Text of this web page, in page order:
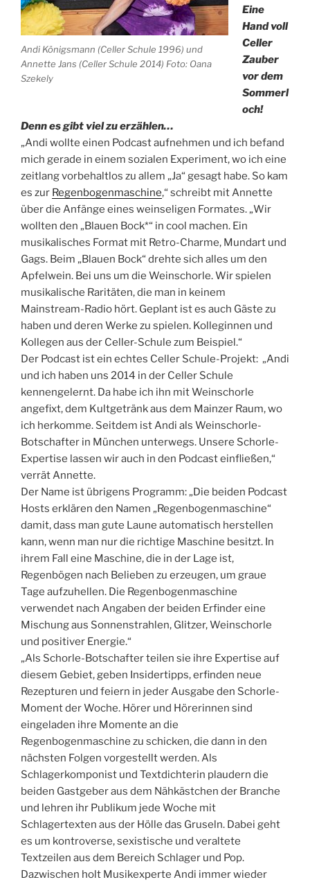
Andi Königsmann (Celler Schule 1996) und
Annette Jans (Celler Schule 2014) Foto: Oana
Szekely
Eine
Hand voll
Celler
Zauber
vor dem
Sommerl
och!
Denn es gibt viel zu erzählen…
„Andi wollte einen Podcast aufnehmen und ich befand
mich gerade in einem sozialen Experiment, wo ich eine
zeitlang vorbehaltlos zu allem „Ja“ gesagt habe. So kam
es zur Regenbogenmaschine,“ schreibt mit Annette
über die Anfänge eines weinseligen Formates. „Wir
wollten den „Blauen Bock*“ in cool machen. Ein
musikalisches Format mit Retro-Charme, Mundart und
Gags. Beim „Blauen Bock“ drehte sich alles um den
Apfelwein. Bei uns um die Weinschorle. Wir spielen
musikalische Raritäten, die man in keinem
Mainstream-Radio hört. Geplant ist es auch Gäste zu
haben und deren Werke zu spielen. Kolleginnen und
Kollegen aus der Celler-Schule zum Beispiel.“
Der Podcast ist ein echtes Celler Schule-Projekt: „Andi
und ich haben uns 2014 in der Celler Schule
kennengelernt. Da habe ich ihn mit Weinschorle
angefixt, dem Kultgetränk aus dem Mainzer Raum, wo
ich herkomme. Seitdem ist Andi als Weinschorle-
Botschafter in München unterwegs. Unsere Schorle-
Expertise lassen wir auch in den Podcast einfließen,“
verrät Annette.
Der Name ist übrigens Programm: „Die beiden Podcast
Hosts erklären den Namen „Regenbogenmaschine“
damit, dass man gute Laune automatisch herstellen
kann, wenn man nur die richtige Maschine besitzt. In
ihrem Fall eine Maschine, die in der Lage ist,
Regenbögen nach Belieben zu erzeugen, um graue
Tage aufzuhellen. Die Regenbogenmaschine
verwendet nach Angaben der beiden Erfinder eine
Mischung aus Sonnenstrahlen, Glitzer, Weinschorle
und positiver Energie.“
„Als Schorle-Botschafter teilen sie ihre Expertise auf
diesem Gebiet, geben Insidertipps, erfinden neue
Rezepturen und feiern in jeder Ausgabe den Schorle-
Moment der Woche. Hörer und Hörerinnen sind
eingeladen ihre Momente an die
Regenbogenmaschine zu schicken, die dann in den
nächsten Folgen vorgestellt werden. Als
Schlagerkomponist und Textdichterin plaudern die
beiden Gastgeber aus dem Nähkästchen der Branche
und lehren ihr Publikum jede Woche mit
Schlagertexten aus der Hölle das Gruseln. Dabei geht
es um kontroverse, sexistische und veraltete
Textzeilen aus dem Bereich Schlager und Pop.
Dazwischen holt Musikexperte Andi immer wieder